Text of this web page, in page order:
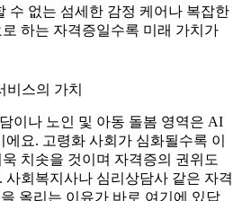
수 없는 섬세한 감정 케어나 복잡한
하는 자격증일수록 미래 가치가
스의 가치
이나 노인 및 아동 돌봄 영역은 AI
요. 고령화 사회가 심화될수록 이
치솟을 것이며 자격증의 권위도
사회복지사나 심리상담사 같은 자격
올리는 이유가 바로 여기에 있답